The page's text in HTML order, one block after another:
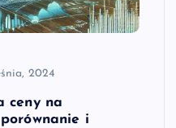
2024
ceny na
i